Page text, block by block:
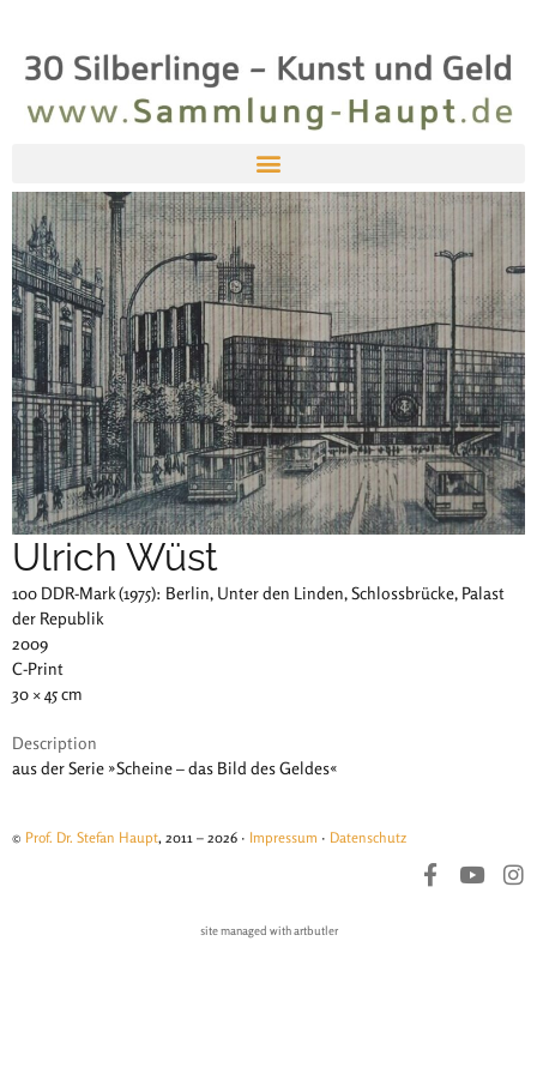
Ulrich Wüst
100 DDR-Mark (1975): Berlin, Unter den Linden, Schlossbrücke, Palast
der Republik
2009
C-Print
30 × 45 cm
Description
aus der Serie »Scheine – das Bild des Geldes«
© Prof. Dr. Stefan Haupt, 2011 – 2026 · Impressum · Datenschutz
site managed with artbutler